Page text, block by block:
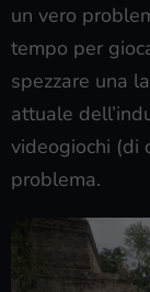
un vero
tempo per
spezzare una
attuale
videogiochi (di
problema.